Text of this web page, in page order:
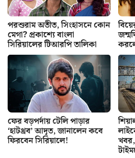
পরশুরাম অতীত, সিংহাসনে কোন
মেগা? প্রকাশ্যে বাংলা
সিরিয়ালের টিআরপি তালিকা
ফের বড়পর্দায় টেলি পাড়ার
‘হাটথ্রব’ আদৃত, জানালেন কবে
ফিরবেন সিরিয়ালে!